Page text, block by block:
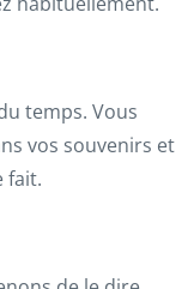
temps. Vous
vos souvenirs et
fait.